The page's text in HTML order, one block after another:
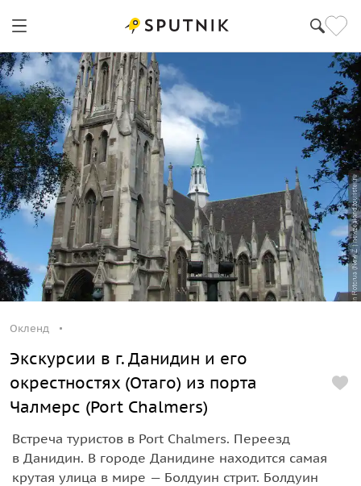
Окленд
Экскурсии в г. Данидин и его
окрестностях (Отаго) из порта
Чалмерс (Port Chalmers)
Встреча туристов в Port Chalmers. Переезд
в Данидин. В городе Данидине находится самая
крутая улица в мире — Болдуин стрит. Болдуин